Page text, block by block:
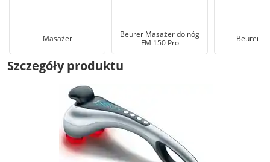
Masażer
Beurer Masażer do nóg
FM 150 Pro
Beurer
Szczegóły produktu